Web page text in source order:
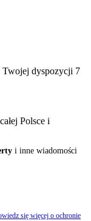
Twojej dyspozycji 7
Polsce i
i inne wiadomości
się więcej o ochronie